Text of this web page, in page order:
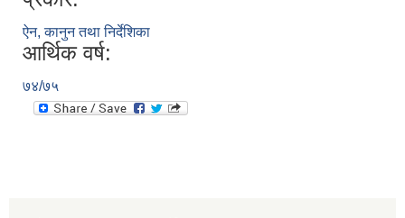
ऐन, कानुन तथा निर्देशिका
आर्थिक वर्ष:
७४/७५